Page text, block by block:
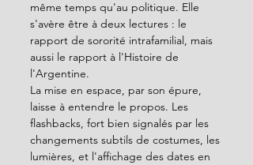
même temps qu'au politique. Elle
s'avère être à deux lectures : le
rapport de sororité intrafamilial, mais
aussi le rapport à l'Histoire de
l'Argentine.
La mise en espace, par son épure,
laisse à entendre le propos. Les
flashbacks, fort bien signalés par les
changements subtils de costumes, les
lumières, et l'affichage des dates en